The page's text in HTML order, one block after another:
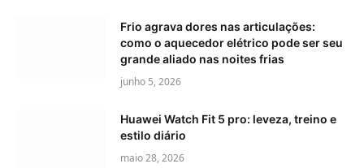
Frio agrava dores nas articulações:
como o aquecedor elétrico pode ser seu
grande aliado nas noites frias
junho 5, 2026
Huawei Watch Fit 5 pro: leveza, treino e
estilo diário
maio 28, 2026